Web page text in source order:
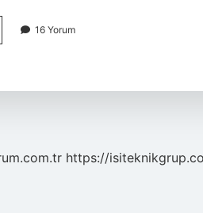
16 Yorum
https://